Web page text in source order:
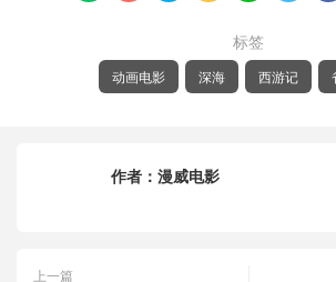
标签
动画电影 深海 西游记
作者： 漫威电影
上一篇